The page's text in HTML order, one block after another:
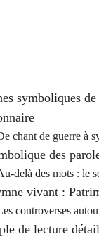
symboliques
chant de guerre à
des
delà des mots : le
vivant :
controverses
de lecture